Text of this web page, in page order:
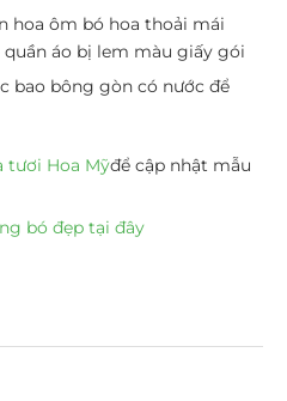
hoa ôm bó hoa thoải mái
áo bị lem màu giấy gói
bao bông gòn có nước để
tươi Hoa Mỹđể cập nhật mẫu
bó đẹp tại đây